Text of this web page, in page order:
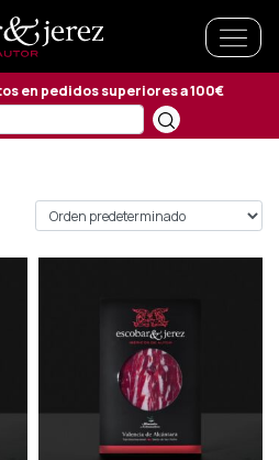
en pedidos superiores a 100€